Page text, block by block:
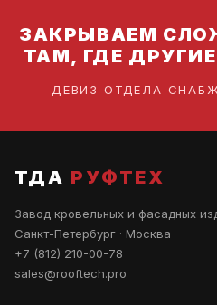
ЗАКРЫВАЕМ
ТАМ, ГДЕ
ДЕВИЗ ОТДЕЛА
ТДА РУФТЕХ
Завод кровельных и фасадных
Санкт-Петербург · Москва
+7 (812) 210-00-78
sales@rooftech.pro